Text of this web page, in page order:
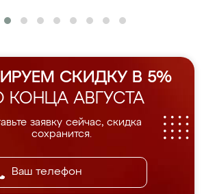
СКИДКУ В 5%
КОНЦА АВГУСТА
заявку сейчас, скидка
сохранится.